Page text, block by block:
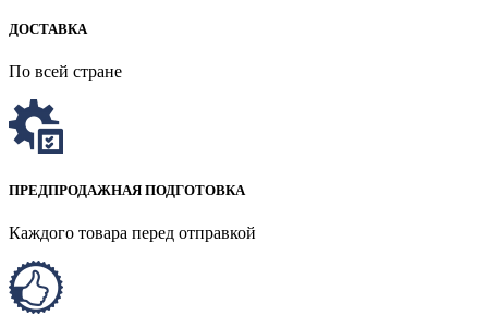
ДОСТАВКА
По всей стране
ПРЕДПРОДАЖНАЯ ПОДГОТОВКА
Каждого товара перед отправкой